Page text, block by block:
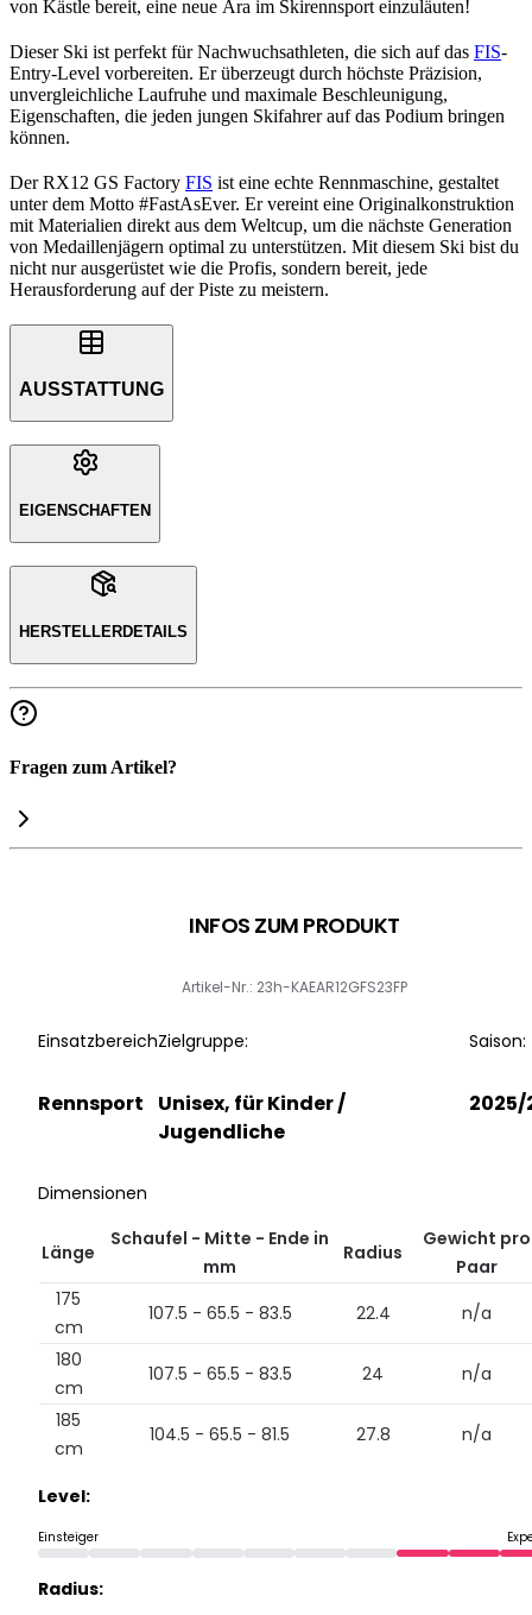
von Kästle bereit, eine neue Ära im Skirennsport einzuläuten!
Dieser Ski ist perfekt für Nachwuchsathleten, die sich auf das FIS-
Entry-Level vorbereiten. Er überzeugt durch höchste Präzision,
unvergleichliche Laufruhe und maximale Beschleunigung,
Eigenschaften, die jeden jungen Skifahrer auf das Podium bringen
können.
Der RX12 GS Factory FIS ist eine echte Rennmaschine, gestaltet
unter dem Motto #FastAsEver. Er vereint eine Originalkonstruktion
mit Materialien direkt aus dem Weltcup, um die nächste Generation
von Medaillenjägern optimal zu unterstützen. Mit diesem Ski bist du
nicht nur ausgerüstet wie die Profis, sondern bereit, jede
Herausforderung auf der Piste zu meistern.
AUSSTATTUNG
EIGENSCHAFTEN
HERSTELLERDETAILS
Fragen zum Artikel?
INFOS ZUM PRODUKT
Artikel-Nr.: 23h-KAEAR12GFS23FP
Einsatzbereich
Rennsport
Zielgruppe:
Unisex, für Kinder /
Jugendliche
Saison:
2025/
Dimensionen
Länge
Schaufel - Mitte - Ende in
mm
Radius
Gewicht pro
Paar
175
cm
107.5 - 65.5 - 83.5 22.4
n/a
180
cm
107.5 - 65.5 - 83.5 24
n/a
185
cm
104.5 - 65.5 - 81.5 27.8 n/a
Level:
Einsteiger
Radius: